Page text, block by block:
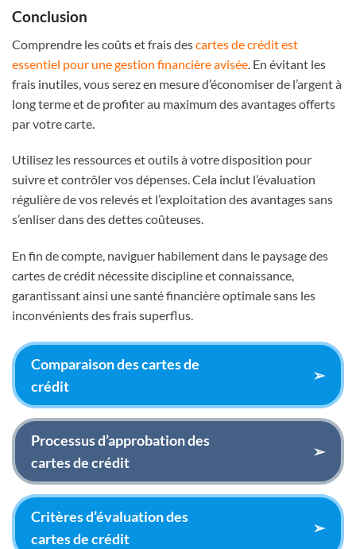
Conclusion
Comprendre les coûts et frais descartes de crédit est
essentiel pour une gestion financière avisée . En évitant les
frais inutiles, vous serez en mesure d’économiser de l’argent à
long terme et de profiter au maximum des avantages offerts
par votre carte.
Utilisez les ressources et outils à votre disposition pour
suivre et contrôler vos dépenses. Cela inclut l’évaluation
régulière de vos relevés et l’exploitation des avantages sans
s’enliser dans des dettes coûteuses.
En fin de compte, naviguer habilement dans le paysage des
cartes de crédit nécessite discipline et connaissance,
garantissant ainsi une santé financière optimale sans les
inconvénients des frais superflus.
Comparaison des cartes de
crédit
➢
Processus d’approbation des
cartes de crédit
➢
Critères d’évaluation des
cartes de crédit
➢